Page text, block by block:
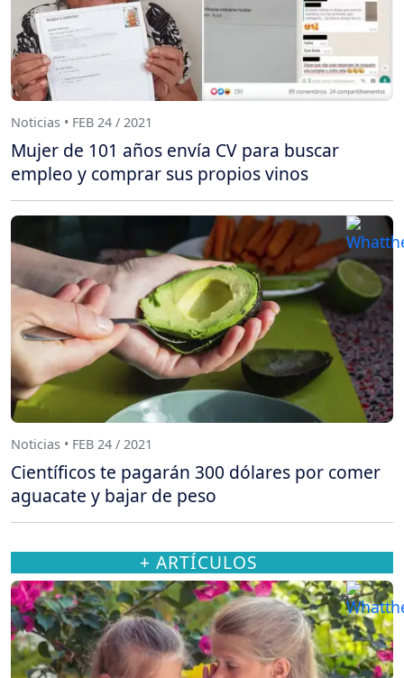
Noticias • FEB 24 / 2021
Mujer de 101 años envía CV para buscar
empleo y comprar sus propios vinos
Noticias • FEB 24 / 2021
Científicos te pagarán 300 dólares por comer
aguacate y bajar de peso
+ ARTÍCULOS